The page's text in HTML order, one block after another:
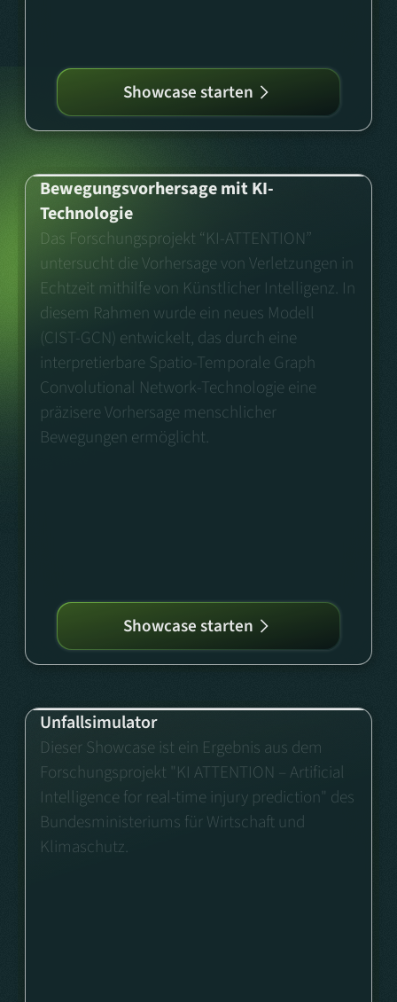
Showcase starten
Bewegungsvorhersage mit KI-
Technologie
Das Forschungsprojekt “KI-ATTENTION”
untersucht die Vorhersage von Verletzungen in
Echtzeit mithilfe von Künstlicher Intelligenz. In
diesem Rahmen wurde ein neues Modell
(CIST-GCN) entwickelt, das durch eine
interpretierbare Spatio-Temporale Graph
Convolutional Network-Technologie eine
präzisere Vorhersage menschlicher
Bewegungen ermöglicht.
Showcase starten
Unfallsimulator
Dieser Showcase ist ein Ergebnis aus dem
Forschungsprojekt "KI ATTENTION – Artificial
Intelligence for real-time injury prediction" des
Bundesministeriums für Wirtschaft und
Klimaschutz.